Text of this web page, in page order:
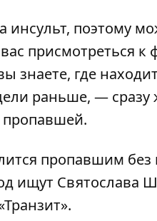
поэтому
присмотреться
знаете, где
раньше, — сразу
пропавшей.
пропавшим без
ищут Святослава